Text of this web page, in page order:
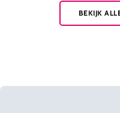
BEKIJK